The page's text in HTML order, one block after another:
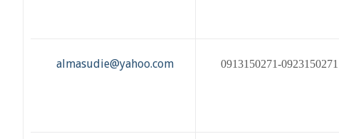
0913150271-0923150271
almasudie@yahoo.com